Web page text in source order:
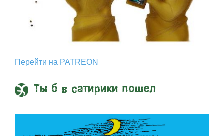
Перейти на PATREON
Ты б в сатирики пошел